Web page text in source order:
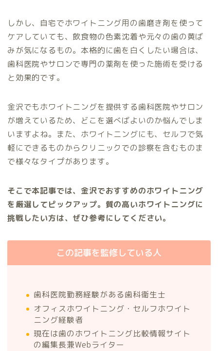
しかし、自宅でホワイトニング用の歯磨き剤を使って
ケアしていても、飲食物の色素沈着や元々の歯の黄ば
みが気になるもの。本格的に歯を白くしたい場合は、
歯科医院やサロンで専門の薬剤を使った施術を受ける
と効果的です。
金沢でもホワイトニングを提供する歯科医院やサロン
が増えているため、どこを選べばよいのか悩んでしま
いますよね。また、ホワイトニングにも、セルフで気
軽にできるものからクリニックでの診察を含むものま
で様々なタイプがあります。
そこで本記事では、金沢でおすすめのホワイトニング
を厳選してピックアップ。質の高いホワイトニングに
挑戦したい方は、ぜひ参考にしてください。
この記事を監修している人
歯科医院勤務経験がある歯科衛生士
オフィスホワイトニング・セルフホワイト
ニング経験者
現在は歯のホワイトニング比較情報サイト
の編集長兼Webライター